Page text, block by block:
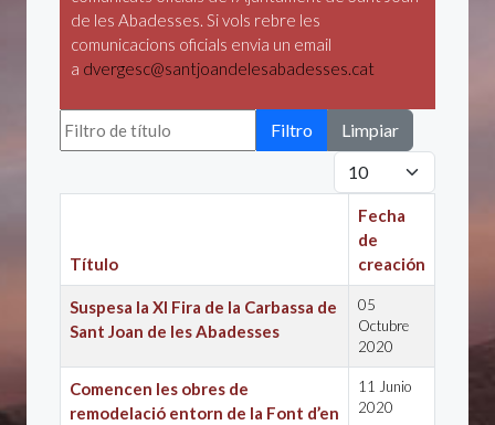
de les Abadesses. Si vols rebre les
comunicacions oficials envia un email
a dvergesc@santjoandelesabadesses.cat
Filtro de título Filtro Limpiar
Cantidad
Título
Fecha
de
creación
Suspesa la XI Fira de la Carbassa de
Sant Joan de les Abadesses
05
Octubre
2020
Comencen les obres de
remodelació entorn de la Font d’en
11 Junio
2020